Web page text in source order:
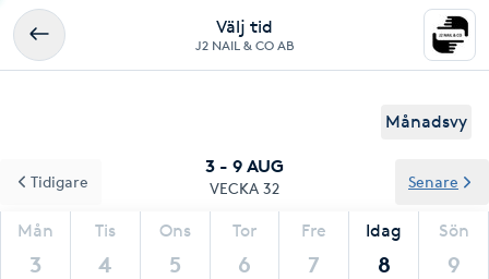
Välj tid
J2 NAIL & CO AB
Månadsvy
3 - 9 AUG
VECKA 32
Mån
3
Tis
4
Ons
5
Tor
6
Fre
7
Idag
8
Sön
9
Tidigare Senare